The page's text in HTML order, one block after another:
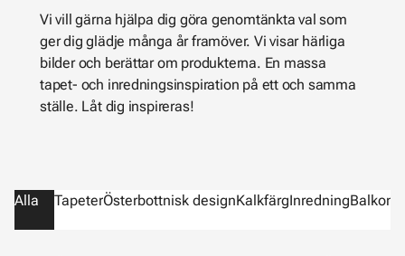
Vi vill gärna hjälpa dig göra genomtänkta val som
ger dig glädje många år framöver. Vi visar härliga
bilder och berättar om produkterna. En massa
tapet- och inredningsinspiration på ett och samma
ställe. Låt dig inspireras!
Alla TapeterÖsterbottnisk designKalkfärgInredning